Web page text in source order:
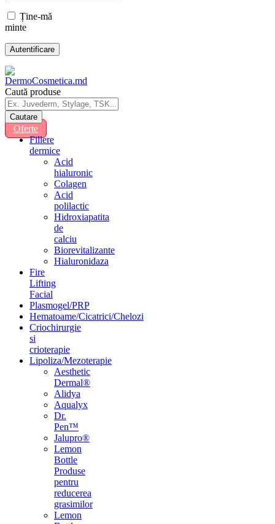
Ține-mă
minte
Caută produse
Oferte
Fillere
dermice
Acid
hialuronic
Colagen
Acid
polilactic
Hidroxiapatita
de
calciu
Biorevitalizante
Hialuronidaza
Fire
Lifting
Facial
Plasmogel/PRP
Hematoame/Cicatrici/Chelozi
Criochirurgie
si
crioterapie
Lipoliza/Mezoterapie
Aesthetic
Dermal®
Alidya
Aqualyx
Dr.
Pen™
Jalupro®
Lemon
Bottle
Produse
pentru
reducerea
grasimilor
Lemon